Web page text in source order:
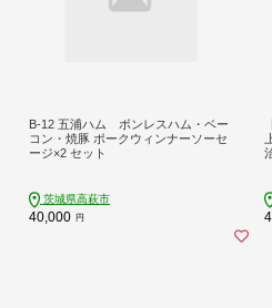
B-12 五浦ハム ボンレスハム・ベー
コン・焼豚 ポークウィンナーソーセ
ージ×2 セット
茨城県高萩市
40,000 円